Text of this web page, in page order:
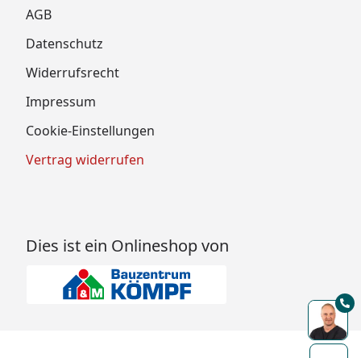
AGB
Datenschutz
Widerrufsrecht
Impressum
Cookie-Einstellungen
Vertrag widerrufen
Dies ist ein Onlineshop von